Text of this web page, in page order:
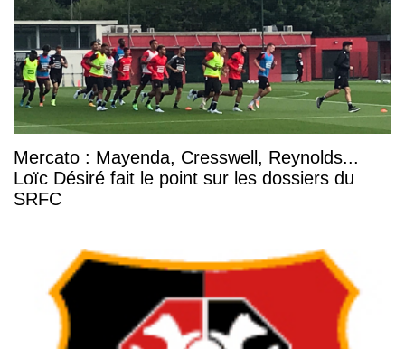
Mercato : Mayenda, Cresswell, Reynolds...
Loïc Désiré fait le point sur les dossiers du
SRFC